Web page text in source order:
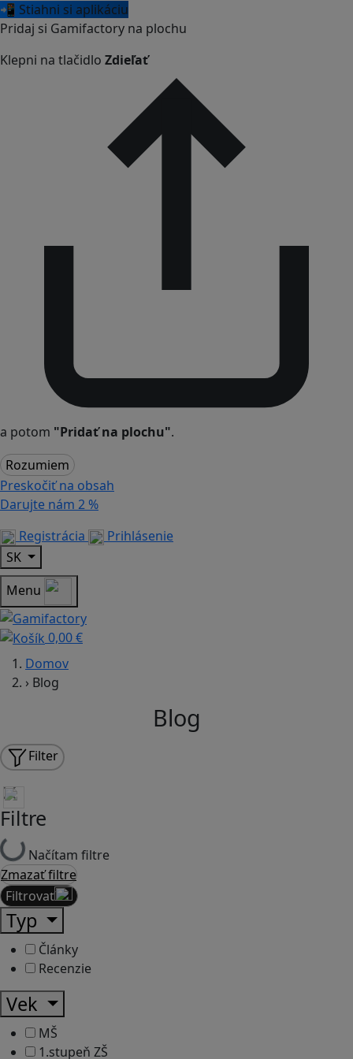
📲 Stiahni si aplikáciu
Pridaj si Gamifactory na plochu
Klepni na tlačidlo Zdieľať
a potom "Pridať na plochu".
Rozumiem
Preskočiť na obsah
Darujte nám 2 %
Registrácia
Prihlásenie
SK
Menu
0,00 €
Domov
› Blog
Blog
Filter
Filtre
Načítam filtre
Zmazať filtre
Filtrovať
Typ
Články
Recenzie
Vek
MŠ
1.stupeň ZŠ